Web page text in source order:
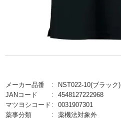
メーカー品番
NST022-10(ブラック)
JANコード
4548127222968
マツヨシコード
0031907301
薬事分類
薬機法対象外